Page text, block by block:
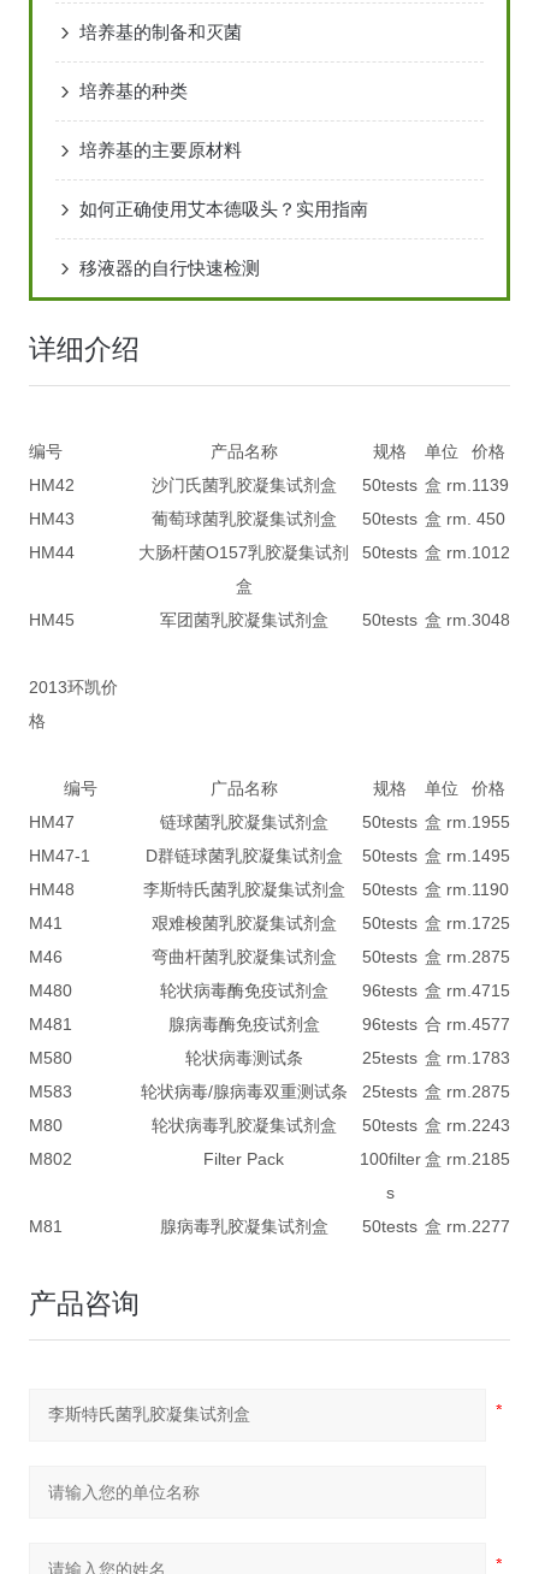
培养基的制备和灭菌
培养基的种类
培养基的主要原材料
如何正确使用艾本德吸头？实用指南
移液器的自行快速检测
详细介绍
编号 产品名称 规格 单位
价格
HM42
沙门氏菌乳胶凝集试剂盒 50tests 盒 rm.1139
HM43
葡萄球菌乳胶凝集试剂盒 50tests 盒 rm. 450
HM44
大肠杆菌O157乳胶凝集试剂
盒
50tests 盒 rm.1012
HM45 军团菌乳胶凝集试剂盒 50tests 盒 rm.3048
2013环凯价
格
编号 广品名称 规格 单位
价格
HM47
链球菌乳胶凝集试剂盒 50tests 盒 rm.1955
HM47-1
D群链球菌乳胶凝集试剂盒 50tests 盒 rm.1495
HM48
李斯特氏菌乳胶凝集试剂盒 50tests 盒 rm.1190
M41
艰难梭菌乳胶凝集试剂盒 50tests 盒 rm.1725
M46
弯曲杆菌乳胶凝集试剂盒 50tests 盒 rm.2875
M480
轮状病毒酶免疫试剂盒 96tests 盒 rm.4715
M481
腺病毒酶免疫试剂盒 96tests 合 rm.4577
M580
轮状病毒测试条 25tests 盒 rm.1783
M583
轮状病毒/腺病毒双重测试条 25tests 盒 rm.2875
M80
轮状病毒乳胶凝集试剂盒 50tests 盒 rm.2243
M802
Filter Pack
100filter
s
盒 rm.2185
M81 腺病毒乳胶凝集试剂盒 50tests 盒 rm.2277
产品咨询